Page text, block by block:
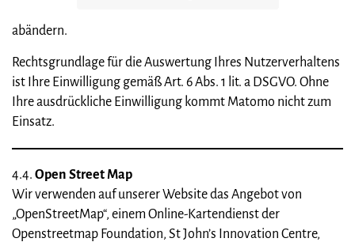
abändern.
Rechtsgrundlage für die Auswertung Ihres Nutzerverhaltens
ist Ihre Einwilligung gemäß Art. 6 Abs. 1 lit. a DSGVO. Ohne
Ihre ausdrückliche Einwilligung kommt Matomo nicht zum
Einsatz.
4.4. Open Street Map
Wir verwenden auf unserer Website das Angebot von
„OpenStreetMap“, einem Online-Kartendienst der
Openstreetmap Foundation, St John’s Innovation Centre,